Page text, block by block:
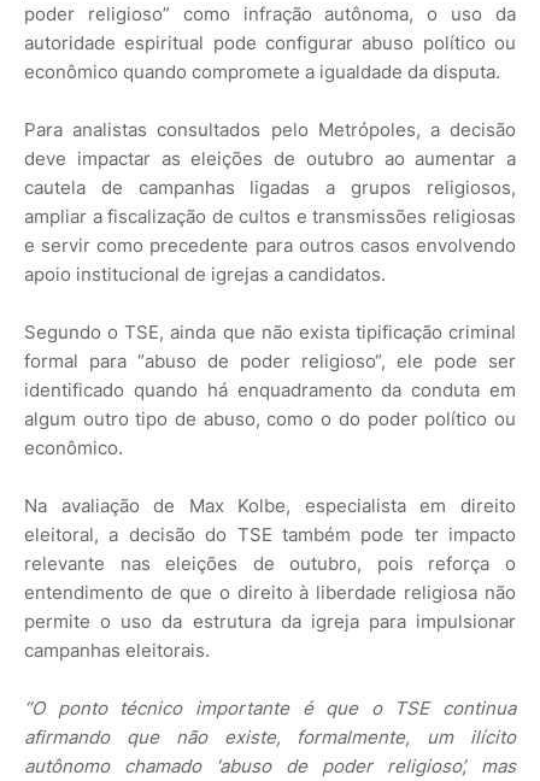
poder religioso” como infração autônoma, o uso da
autoridade espiritual pode configurar abuso político ou
econômico quando compromete a igualdade da disputa.
Para analistas consultados pelo Metrópoles, a decisão
deve impactar as eleições de outubro ao aumentar a
cautela de campanhas ligadas a grupos religiosos,
ampliar a fiscalização de cultos e transmissões religiosas
e servir como precedente para outros casos envolvendo
apoio institucional de igrejas a candidatos.
Segundo o TSE, ainda que não exista tipificação criminal
formal para “abuso de poder religioso“, ele pode ser
identificado quando há enquadramento da conduta em
algum outro tipo de abuso, como o do poder político ou
econômico.
Na avaliação de Max Kolbe, especialista em direito
eleitoral, a decisão do TSE também pode ter impacto
relevante nas eleições de outubro, pois reforça o
entendimento de que o direito à liberdade religiosa não
permite o uso da estrutura da igreja para impulsionar
campanhas eleitorais.
“O ponto técnico importante é que o TSE continua
afirmando que não existe, formalmente, um ilícito
autônomo chamado ‘abuso de poder religioso’, mas